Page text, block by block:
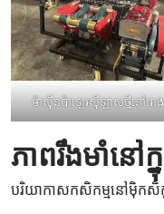
ម៉ាស៊ីនប៉ាឡេរស៊ីឡាសថ្មីនៅរោ
ភាពរឹងមាំនៅ
បរិយាកាសកសិកម្មនៅម៉ិកសិ